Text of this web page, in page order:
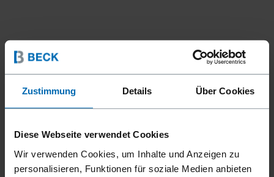
Zustimmung Details Über Cookies
Diese Webseite verwendet Cookies
Wir verwenden Cookies, um Inhalte und Anzeigen zu
personalisieren, Funktionen für soziale Medien anbieten